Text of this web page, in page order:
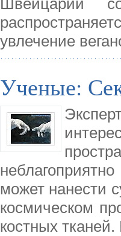
увлечение
Ученые:
может нанести
космическом
костных